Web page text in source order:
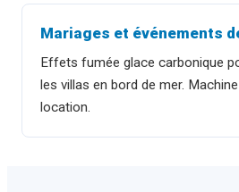
Mariages et événements
Effets fumée glace carbonique
les villas en bord de mer.
location.